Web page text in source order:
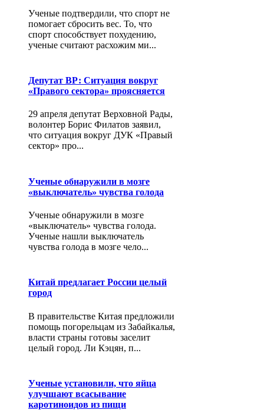
Ученые подтвердили, что спорт не
помогает сбросить вес. То, что
спорт способствует похудению,
ученые считают расхожим ми...
Депутат ВР: Ситуация вокруг
«Правого сектора» проясняется
29 апреля депутат Верховной Рады,
волонтер Борис Филатов заявил,
что ситуация вокруг ДУК «Правый
сектор» про...
Ученые обнаружили в мозге
«выключатель» чувства голода
Ученые обнаружили в мозге
«выключатель» чувства голода.
Ученые нашли выключатель
чувства голода в мозге чело...
Китай предлагает России целый
город
В правительстве Китая предложили
помощь погорельцам из Забайкалья,
власти страны готовы заселит
целый город. Ли Кэцян, п...
Ученые установили, что яйца
улучшают всасывание
каротиноидов из пищи